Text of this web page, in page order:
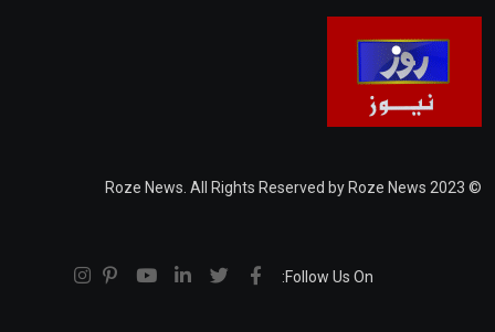
© 2023 Roze News. All Rights Reserved by Roze News
Follow Us On: